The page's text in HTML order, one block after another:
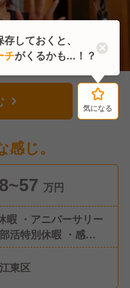
気になる
じ。
万円
暇 ・アニバーサリー
活特別休暇 ・感染症
暇 ・慶弔休暇 ・永年
・店舗休暇 ・産前産
東区
気になる
しておくと、
チがくるかも...！？